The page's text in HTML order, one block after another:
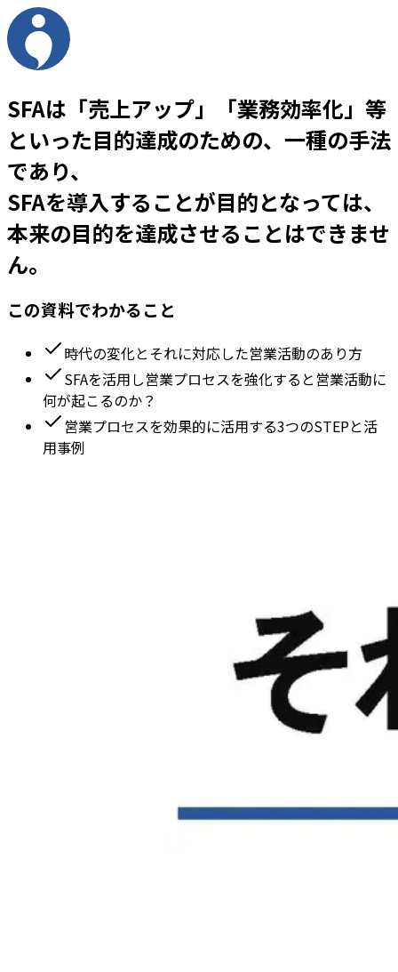
SFAは「売上アップ」「業務効率化」等
といった目的達成のための、一種の手法
であり、
SFAを導入することが目的となっては、
本来の目的を達成させることはできませ
ん。
この資料でわかること
時代の変化とそれに対応した営業活動のあり方
SFAを活用し営業プロセスを強化すると営業活動に
何が起こるのか？
営業プロセスを効果的に活用する3つのSTEPと活
用事例